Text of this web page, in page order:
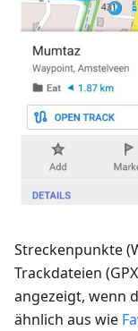
Streckenpunkte
Trackdateien
angezeigt, wenn
ähnlich aus wie